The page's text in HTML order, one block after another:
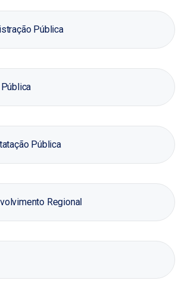
Pública
Pública
Regional